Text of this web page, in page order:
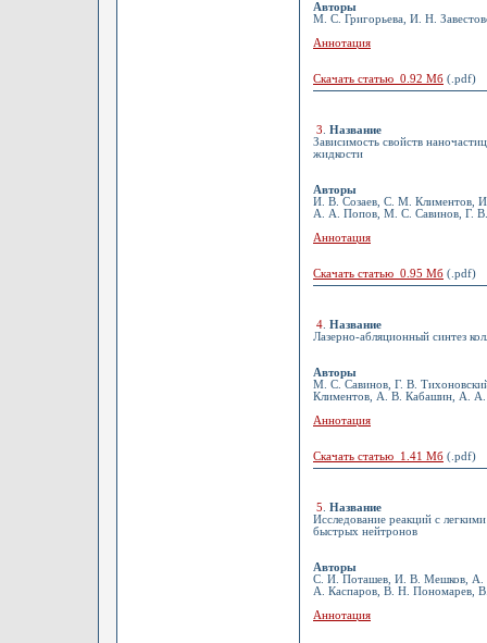
Авторы
М. С. Григорьева, И. Н.
Аннотация
Скачать статью 0.92 Мб (.pdf)
3
Название
Зависимость свойств
жидкости
Авторы
И. В. Созаев, С. М. Климентов,
А. А. Попов, М. С. Савинов, Г.
Аннотация
Скачать статью 0.95 Мб (.pdf)
4 Название
Лазерно-абляционный синтез
Авторы
М. С. Савинов, Г. В.
Климентов, А. В. Кабашин, А.
Аннотация
Скачать статью 1.41 Мб (.pdf)
5
Название
Исследование реакций с
быстрых нейтронов
Авторы
С. И. Поташев, И. В. Мешков,
А. Каспаров, В. Н. Пономарев,
Аннотация